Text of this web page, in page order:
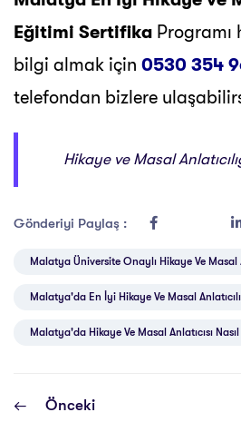
Eğitimi Sertifika Programı
bilgi almak için 0530 354
telefondan bizlere
Hikaye ve Masal
Gönderiyi Paylaş :
Malatya Üniversite Onaylı Hikaye Ve Masal
Malatya'da En İyi Hikaye Ve Masal
Malatya'da Hikaye Ve Masal Anlatıcısı
Önceki